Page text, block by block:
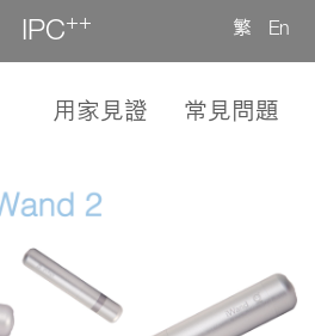
IPC++ 繁 En
常見問題
用家見證